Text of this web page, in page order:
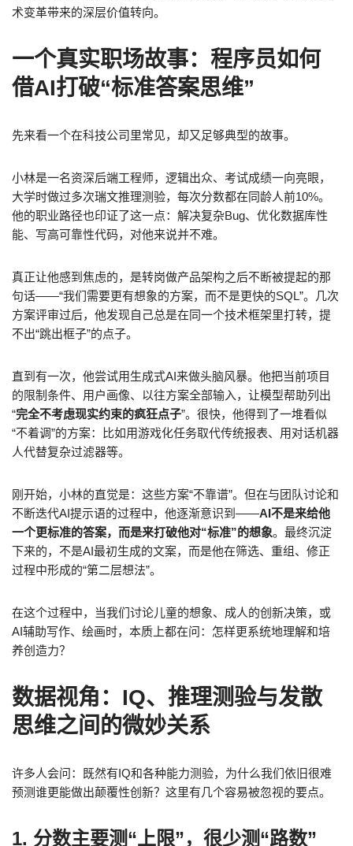
术变革带来的深层价值转向。
一个真实职场故事：程序员如何
借AI打破“标准答案思维”
先来看一个在科技公司里常见，却又足够典型的故事。
小林是一名资深后端工程师，逻辑出众、考试成绩一向亮眼，
大学时做过多次瑞文推理测验，每次分数都在同龄人前10%。
他的职业路径也印证了这一点：解决复杂Bug、优化数据库性
能、写高可靠性代码，对他来说并不难。
真正让他感到焦虑的，是转岗做产品架构之后不断被提起的那
句话——“我们需要更有想象的方案，而不是更快的SQL”。几次
方案评审过后，他发现自己总是在同一个技术框架里打转，提
不出“跳出框子”的点子。
直到有一次，他尝试用生成式AI来做头脑风暴。他把当前项目
的限制条件、用户画像、以往方案全部输入，让模型帮助列出
“完全不考虑现实约束的疯狂点子”。很快，他得到了一堆看似
“不着调”的方案：比如用游戏化任务取代传统报表、用对话机器
人代替复杂过滤器等。
刚开始，小林的直觉是：这些方案“不靠谱”。但在与团队讨论和
不断迭代AI提示语的过程中，他逐渐意识到——AI不是来给他
一个更标准的答案，而是来打破他对“标准”的想象。最终沉淀
下来的，不是AI最初生成的文案，而是他在筛选、重组、修正
过程中形成的“第二层想法”。
在这个过程中，当我们讨论儿童的想象、成人的创新决策，或
AI辅助写作、绘画时，本质上都在问：怎样更系统地理解和培
养创造力？
数据视角：IQ、推理测验与发散
思维之间的微妙关系
许多人会问：既然有IQ和各种能力测验，为什么我们依旧很难
预测谁更能做出颠覆性创新？这里有几个容易被忽视的要点。
1. 分数主要测“上限”，很少测“路数”